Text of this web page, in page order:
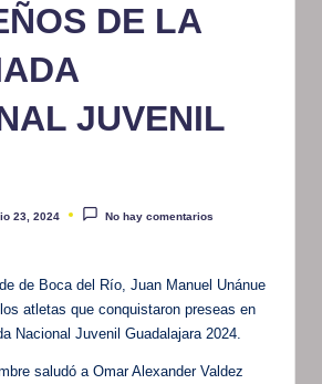
DE LA
JUVENIL
23, 2024 No hay comentarios
de Boca del Río, Juan Manuel Unánue
atletas que conquistaron preseas en
Nacional Juvenil Guadalajara 2024.
saludó a Omar Alexander Valdez